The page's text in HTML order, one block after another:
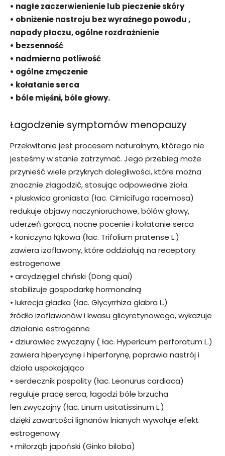
• nagłe zaczerwienienie lub pieczenie skóry
• obniżenie nastroju bez wyraźnego powodu ,
napady płaczu, ogólne rozdrażnienie
• bezsenność
• nadmierna potliwość
• ogólne zmęczenie
• kołatanie serca
• bóle mięśni, bóle głowy.
Łagodzenie symptomów menopauzy
Przekwitanie jest procesem naturalnym, którego nie
jesteśmy w stanie zatrzymać. Jego przebieg może
przynieść wiele przykrych dolegliwości, które można
znacznie złagodzić, stosując odpowiednie zioła.
• pluskwica groniasta (łac. Cimicifuga racemosa)
redukuje objawy naczynioruchowe, bólów głowy,
uderzeń gorąca, nocne pocenie i kołatanie serca
• koniczyna łąkowa (łac. Trifolium pratense L.)
zawiera izoflawony, które oddziałują na receptory
estrogenowe
• arcydzięgiel chiński (Dong quai)
stabilizuje gospodarkę hormonalną
• lukrecja gładka (łac. Glycyrrhiza glabra L.)
źródło izoflawonów i kwasu glicyretynowego, wykazuje
działanie estrogenne
• dziurawiec zwyczajny ( łac. Hypericum perforatum L.)
zawiera hiperycynę i hiperforynę, poprawia nastrój i
działa uspokajająco
• serdecznik pospolity (łac. Leonurus cardiaca)
reguluje pracę serca, łagodzi bóle brzucha
len zwyczajny (łac. Linum usitatissinum L.)
dzięki zawartości lignanów lnianych wywołuje efekt
estrogenowy
• miłorząb japoński (Ginko biloba)